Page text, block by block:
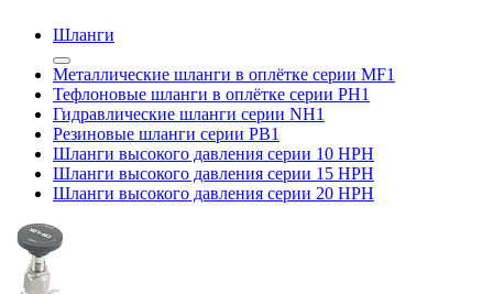
Шланги
Металлические шланги в оплётке серии MF1
Тефлоновые шланги в оплётке серии PH1
Гидравлические шланги серии NH1
Резиновые шланги серии PB1
Шланги высокого давления серии 10 HPH
Шланги высокого давления серии 15 HPH
Шланги высокого давления серии 20 HPH